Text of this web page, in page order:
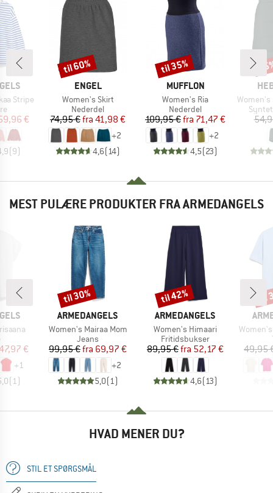
Stripe
pris
€
(9)
MÆRKE
ENGEL
Artikel
Women's Skirt
Produktgruppe
Nederdel
Pris
74,95 € Nedsat pris
fra 41,98 €
+2
4,6(14)
Rabat
til 60%
MÆRKE
MUFFLON
Artikel
Women's Ria
Produktgruppe
Nederdel
Pris
109,95 € Nedsat pris
fra 71,47 €
+2
4,5(23)
Rabat
til 35%
Artikel
Women's
MEST PULÆRE PRODUKTER FRA ARMEDANGELS
pris
€
+1
(1)
MÆRKE
ARMEDANGELS
Artikel
Women's Mairaa Mom
Produktgruppe
Jeans
Pris
99,95 € Nedsat pris
fra 69,97 €
+2
5,0(1)
Rabat
til 30%
MÆRKE
ARMEDANGELS
Artikel
Women's Himaari
Produktgruppe
Fritidsbukser
Pris
89,95 € Nedsat pris
fra 52,17 €
4,6(13)
Rabat
til 42%
Artikel
49,95
HVAD MENER DU?
STIL ET SPØRGSMÅL